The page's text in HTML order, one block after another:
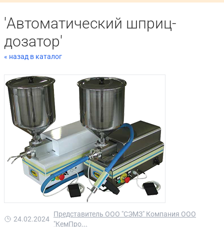
'Автоматический шприц-
дозатор'
« назад в каталог
24.02.2024
Представитель ООО "СЭМЗ" Компания ООО
"КемПро...